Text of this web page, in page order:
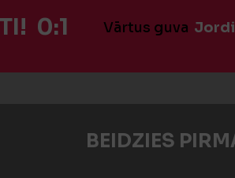
0:1 Vārtus guva
BEIDZIES